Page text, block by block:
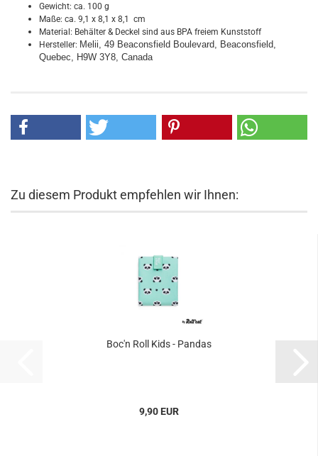
Gewicht: ca. 100 g
Maße: ca. 9,1 x 8,1 x 8,1 cm
Material: Behälter & Deckel sind aus BPA freiem Kunststoff
Hersteller: Melii, 49 Beaconsfield Boulevard, Beaconsfield,
Quebec, H9W 3Y8, Canada
Zu diesem Produkt empfehlen wir Ihnen:
Boc'n Roll Kids - Pandas
9,90 EUR